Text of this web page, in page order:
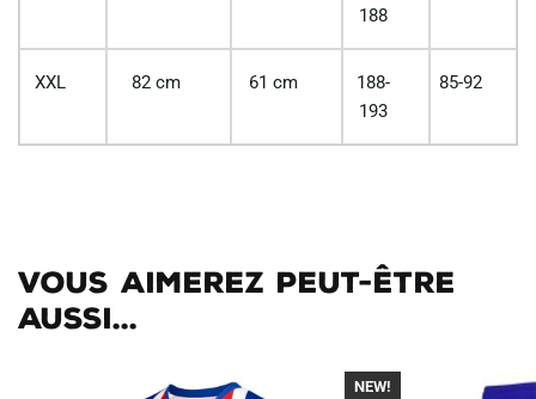
188
XXL 82 cm 61 cm
188-
193
85-92
Vous aimerez peut-être
aussi...
-40%
NEW!